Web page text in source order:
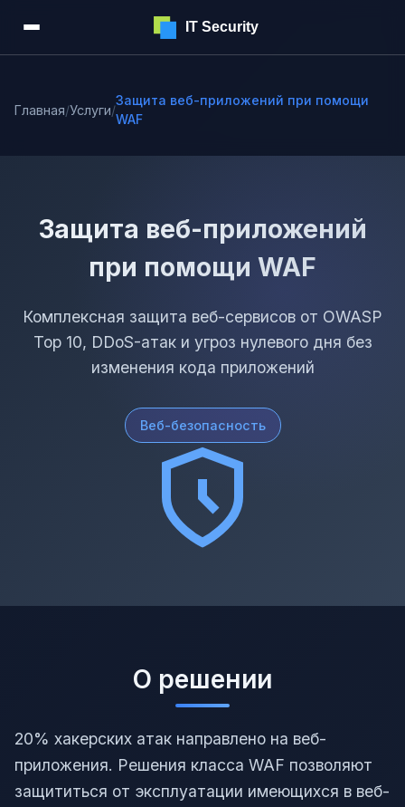
IT Security
Главная/Услуги/
Защита веб-приложений при помощи
WAF
Защита веб-приложений
при помощи WAF
Комплексная защита веб-сервисов от OWASP
Top 10, DDoS-атак и угроз нулевого дня без
изменения кода приложений
Веб-безопасность
О решении
20% хакерских атак направлено на веб-
приложения. Решения класса WAF позволяют
защититься от эксплуатации имеющихся в веб-